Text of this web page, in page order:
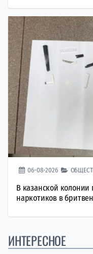
06-08-2026
В казанской колонии
наркотиков в
ИНТЕРЕСНОЕ